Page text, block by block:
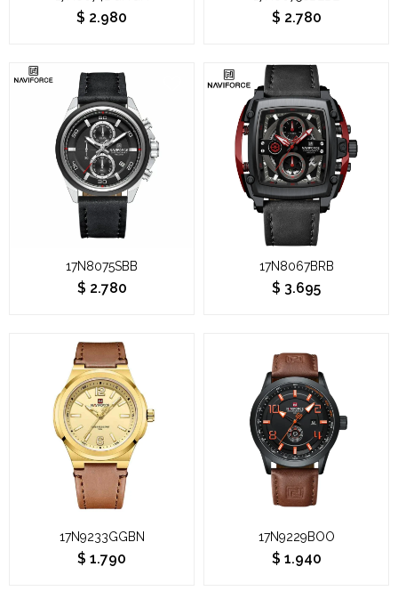
$ 2.980 $ 2.780
17N8075SBB
$ 2.780
17N8067BRB
$ 3.695
17N9233GGBN
$ 1.790
17N9229BOO
$ 1.940